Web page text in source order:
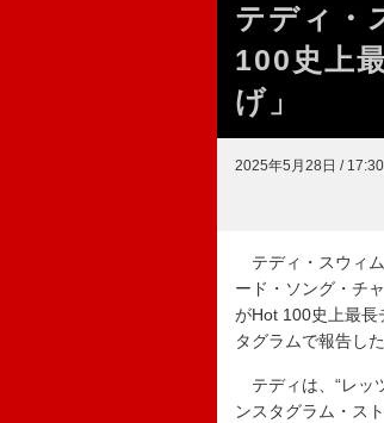
テディ・
100史上
げ」
2025年5月28日 / 17:30
テディ・スウィ
ード・ソング・チ
がHot 100史上最長
タグラムで報告した
テディは、“レッ
ンスタグラム・ス